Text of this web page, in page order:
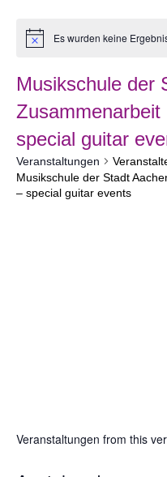
Es wurden keine
Musikschule der
special guitar
Veranstaltungen
Musikschule der Stadt
– special guitar events
Veranstaltungen from this